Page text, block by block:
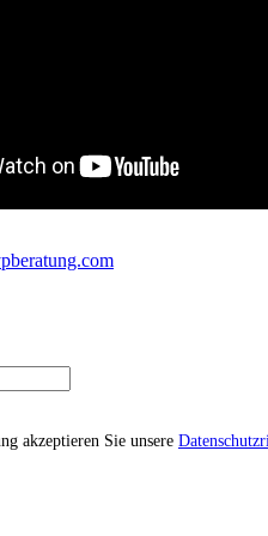
akzeptieren Sie unsere